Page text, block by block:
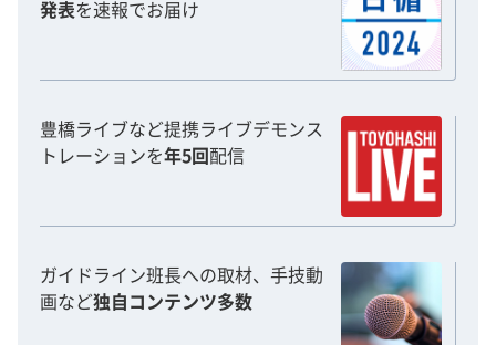
発表を速報でお届け
豊橋ライブなど提携ライブデモンス
トレーションを年5回 配信
ガイドライン班長への取材、手技動
画など独自コンテンツ多数